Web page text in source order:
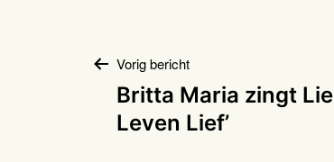
Bericht
navigatie
Vorig bericht
Britta Maria zingt
Leven Lief’